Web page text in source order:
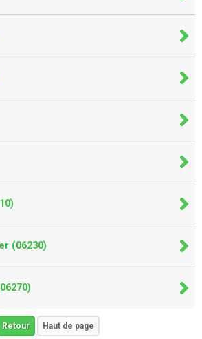
(06230)
Retour Haut de page